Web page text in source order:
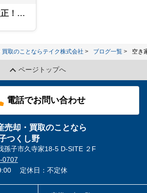
「空き家法」改正！「管理不全空き家」固定資産税増税の可能性
取のことならテイク株式会社 ブログ一覧 空き
ページトップへ
電話でお問い合わせ
売却・買取のことなら
つくし野
孫子市久寺家18-5 D-SITE ２F
0707
定休日：不定休